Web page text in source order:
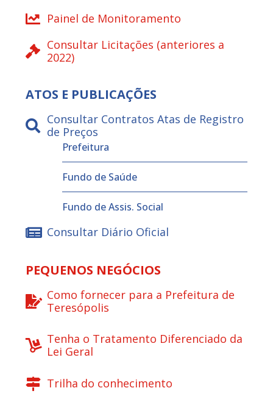
Painel de Monitoramento
Consultar Licitações (anteriores a
2022)
ATOS E PUBLICAÇÕES
Consultar Contratos Atas de Registro
de Preços
Prefeitura
Fundo de Saúde
Fundo de Assis. Social
Consultar Diário Oficial
PEQUENOS NEGÓCIOS
Como fornecer para a Prefeitura de
Teresópolis
Tenha o Tratamento Diferenciado da
Lei Geral
Trilha do conhecimento